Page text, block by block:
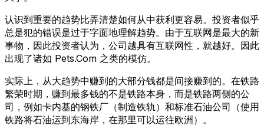
认识到重要的趋势比弄清楚如何从中获利更容易。投资者似乎
总是犯的错误是过于字面地理解趋势。由于互联网是最大的新
事物，因此投资者认为，公司越具有互联网性，就越好。因此
出现了诸如 Pets.Com 之类的模仿。
实际上，从大趋势中赚到的大部分钱都是间接赚到的。在铁路
繁荣时期，赚到最多钱的不是铁路本身，而是铁路两侧的公
司，例如卡内基的钢铁厂（制造铁轨）和标准石油公司（使用
铁路将石油运到东海岸，在那里可以运往欧洲）。